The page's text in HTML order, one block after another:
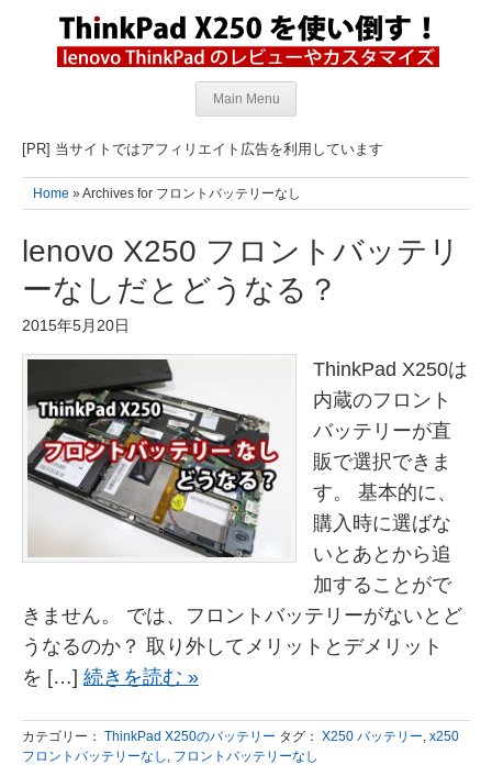
Main Menu
[PR] 当サイトではアフィリエイト広告を利用しています
Home » Archives for フロントバッテリーなし
lenovo X250 フロントバッテリ
ーなしだとどうなる？
2015年5月20日
ThinkPad X250は
内蔵のフロント
バッテリーが直
販で選択できま
す。 基本的に、
購入時に選ばな
いとあとから追
加することがで
きません。 では、フロントバッテリーがないとど
うなるのか？ 取り外してメリットとデメリット
を […] 続きを読む »
カテゴリー： ThinkPad X250のバッテリー タグ： X250 バッテリー, x250
フロントバッテリーなし , フロントバッテリーなし